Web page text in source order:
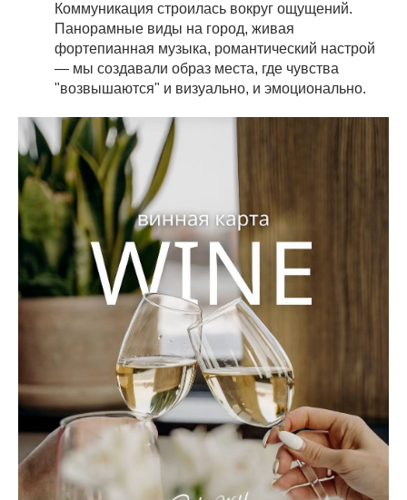
Коммуникация строилась вокруг ощущений.
Панорамные виды на город, живая
фортепианная музыка, романтический настрой
— мы создавали образ места, где чувства
"возвышаются" и визуально, и эмоционально.